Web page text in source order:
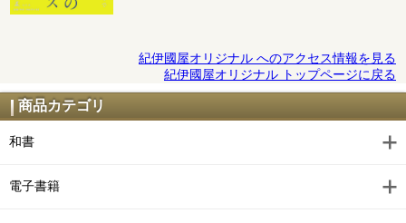
紀伊國屋オリジナル へのアクセス情報を見る
紀伊國屋オリジナル トップページに戻る
商品カテゴリ
和書
電子書籍